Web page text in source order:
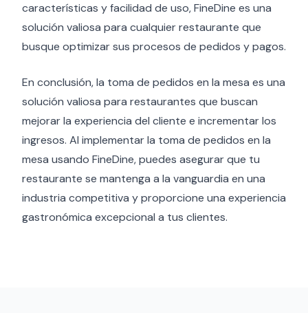
características y facilidad de uso, FineDine es una
solución valiosa para cualquier restaurante que
busque optimizar sus procesos de pedidos y pagos.
En conclusión, la toma de pedidos en la mesa es una
solución valiosa para restaurantes que buscan
mejorar la experiencia del cliente e incrementar los
ingresos. Al implementar la toma de pedidos en la
mesa usando FineDine, puedes asegurar que tu
restaurante se mantenga a la vanguardia en una
industria competitiva y proporcione una experiencia
gastronómica excepcional a tus clientes.